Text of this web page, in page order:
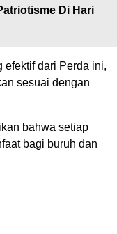
Di Hari
efektif dari Perda ini,
sesuai dengan
bahwa setiap
bagi buruh dan